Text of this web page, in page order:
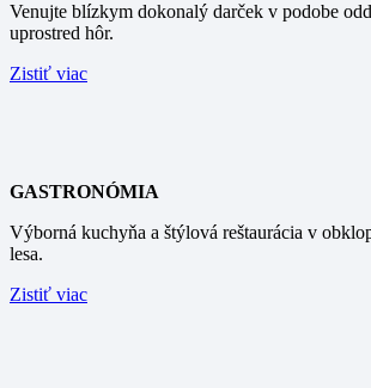
Venujte blízkym dokonalý darček v podobe
uprostred hôr.
Zistiť viac
GASTRONÓMIA
Výborná kuchyňa a štýlová reštaurácia v
lesa.
Zistiť viac